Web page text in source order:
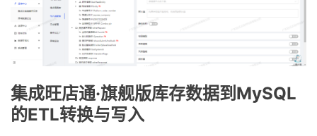
集成旺店通·旗舰版库存数据到MySQL
的ETL转换与写入